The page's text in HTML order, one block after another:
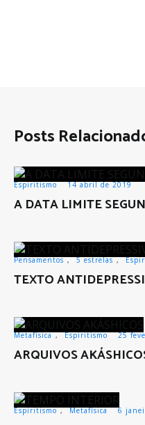
Posts
Espiritismo 14 abril de 2019
A DATA LIMITE
Pensamentos , 5 estrelas ,
TEXTO
Metafísica , Espiritismo 25
ARQUIVOS
Espiritismo , Metafísica 6